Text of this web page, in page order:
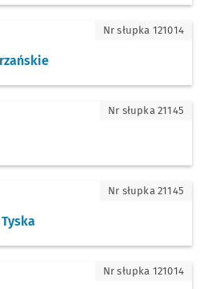
Odrzańskie
Nr słupka 121014
Nr słupka 21145
TyskaNr słupka 21145
Obornicka
Nr słupka 121014